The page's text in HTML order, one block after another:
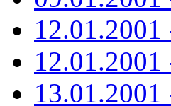
12.01.2001